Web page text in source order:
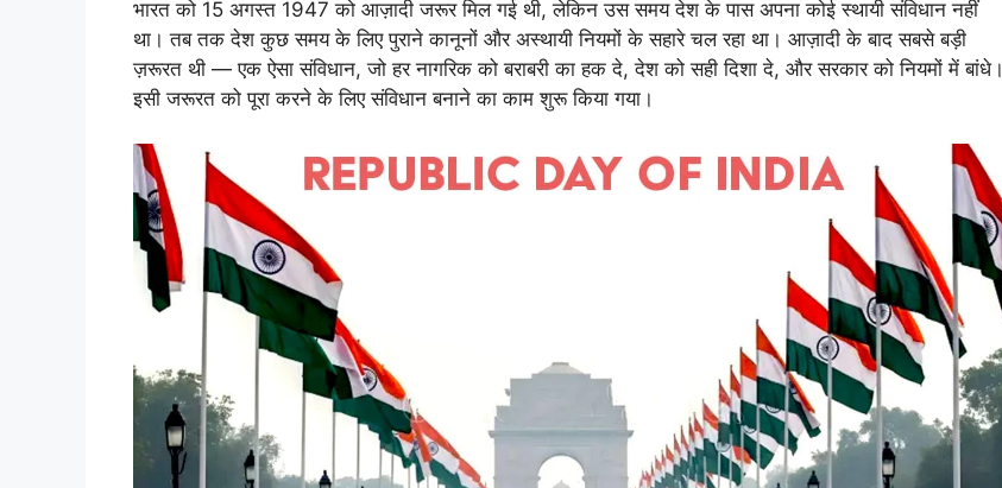
भारत को 15 अगस्त 1947 को आज़ादी जरूर मिल गई थी, लेकिन उस समय देश के पास अपना कोई स्थायी संविधान नहीं
था। तब तक देश कुछ समय के लिए पुराने कानूनों और अस्थायी नियमों के सहारे चल रहा था। आज़ादी के बाद सबसे बड़ी
ज़रूरत थी — एक ऐसा संविधान, जो हर नागरिक को बराबरी का हक दे, देश को सही दिशा दे, और सरकार को नियमों में बांधे।
इसी जरूरत को पूरा करने के लिए संविधान बनाने का काम शुरू किया गया।